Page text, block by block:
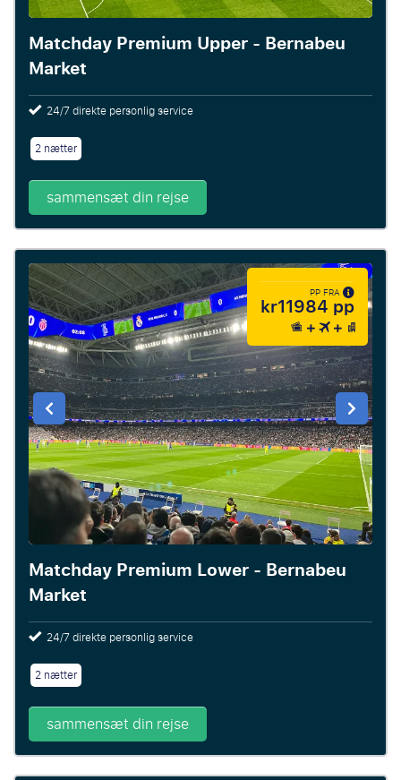
Matchday Premium Upper - Bernabeu
Market
24/7 direkte personlig service
2 nætter
sammensæt din rejse
PP FRA
kr11984 pp
Matchday Premium Lower - Bernabeu
Market
24/7 direkte personlig service
2 nætter
sammensæt din rejse